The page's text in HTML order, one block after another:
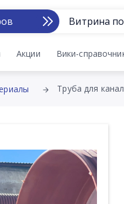
Витрина
Акции Вики-